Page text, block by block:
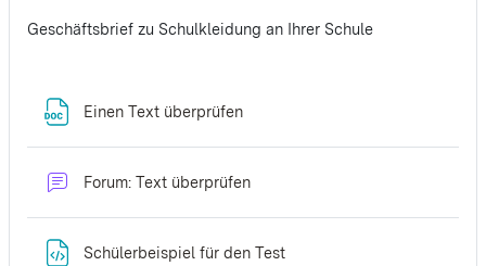
Geschäftsbrief zu Schulkleidung an Ihrer Schule
Einen Text überprüfen
Forum: Text überprüfen
Schülerbeispiel für den Test